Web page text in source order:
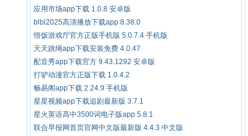
应用市场app下载 1.0.8 安卓版
blbl2025高清播放下载app 8.38.0
悟饭游戏厅官方正版手机版 5.0.7.4 手机版
天天跳绳app下载安装免费 4.0.47
配音秀app下载官方 9.43.1292 安卓版
打驴动漫官方正版下载 1.0.4.2
畅易阁app下载 2.24.9 手机版
星星视频app下载追剧最新版 3.7.1
星火英语高中3500词电子版app 5.8.1
联合早报网首页官网中文版最新版 4.4.3 中文版